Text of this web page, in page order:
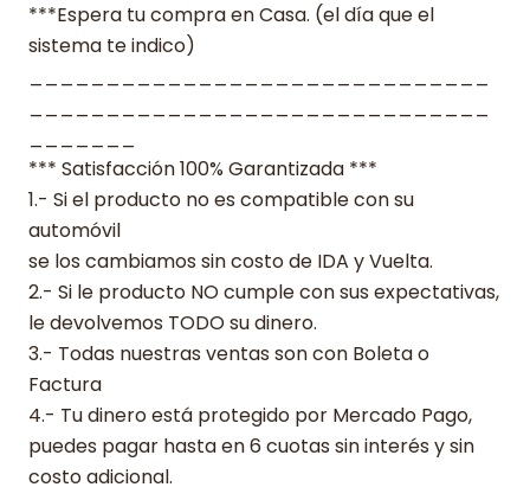
***Espera tu compra en Casa. (el día que el
sistema te indico)
*** Satisfacción 100% Garantizada ***
1.- Si el producto no es compatible con su
automóvil
se los cambiamos sin costo de IDA y Vuelta.
2.- Si le producto NO cumple con sus expectativas,
le devolvemos TODO su dinero.
3.- Todas nuestras ventas son con Boleta o
Factura
4.- Tu dinero está protegido por Mercado Pago,
puedes pagar hasta en 6 cuotas sin interés y sin
costo adicional.